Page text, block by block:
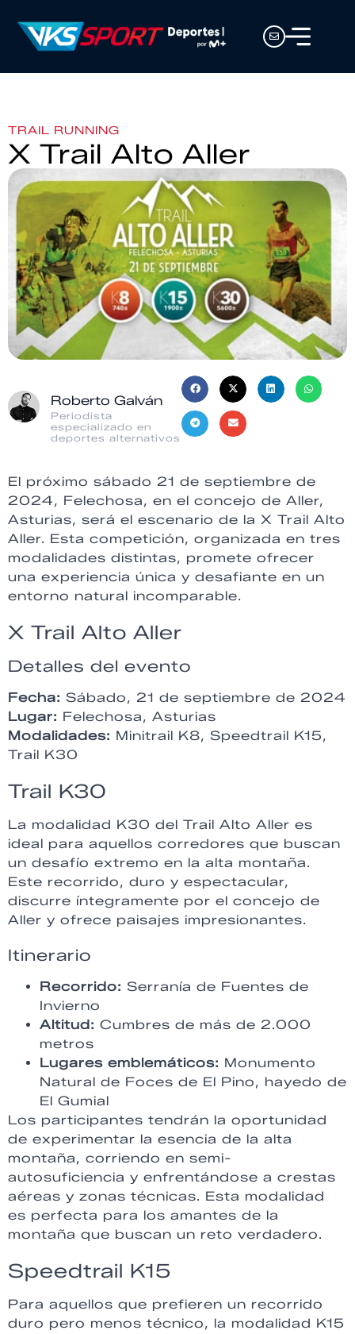
TRAIL RUNNING
X Trail Alto Aller
Roberto Galván
Periodista
especializado en
deportes alternativos
El próximo sábado 21 de septiembre de
2024, Felechosa, en el concejo de Aller,
Asturias, será el escenario de la X Trail Alto
Aller. Esta competición, organizada en tres
modalidades distintas, promete ofrecer
una experiencia única y desafiante en un
entorno natural incomparable.
X Trail Alto Aller
Detalles del evento
Fecha: Sábado, 21 de septiembre de 2024
Lugar: Felechosa, Asturias
Modalidades: Minitrail K8, Speedtrail K15,
Trail K30
Trail K30
La modalidad K30 del Trail Alto Aller es
ideal para aquellos corredores que buscan
un desafío extremo en la alta montaña.
Este recorrido, duro y espectacular,
discurre íntegramente por el concejo de
Aller y ofrece paisajes impresionantes.
Itinerario
Recorrido: Serranía de Fuentes de
Invierno
Altitud: Cumbres de más de 2.000
metros
Lugares emblemáticos: Monumento
Natural de Foces de El Pino, hayedo de
El Gumial
Los participantes tendrán la oportunidad
de experimentar la esencia de la alta
montaña, corriendo en semi-
autosuficiencia y enfrentándose a crestas
aéreas y zonas técnicas. Esta modalidad
es perfecta para los amantes de la
montaña que buscan un reto verdadero.
Speedtrail K15
Para aquellos que prefieren un recorrido
duro pero menos técnico, la modalidad K15